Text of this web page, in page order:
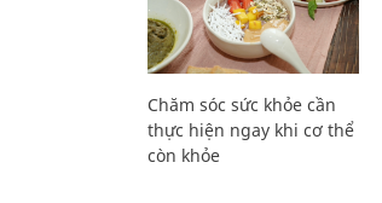
Chăm sóc sức khỏe cần
thực hiện ngay khi cơ thể
còn khỏe